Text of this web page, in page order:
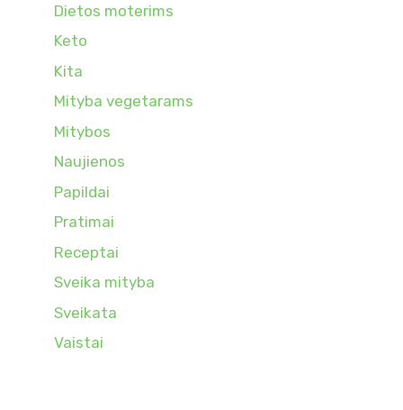
Dietos moterims
Keto
Kita
Mityba vegetarams
Mitybos
Naujienos
Papildai
Pratimai
Receptai
Sveika mityba
Sveikata
Vaistai